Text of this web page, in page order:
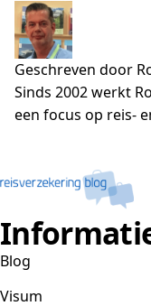
Geschreven door
Sinds 2002 werkt
een focus op reis-
Blog
Visum